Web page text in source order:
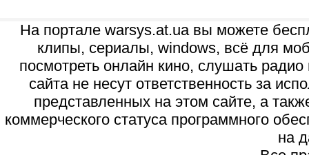
На портале warsys.at.ua вы можете
клипы, сериалы, windows, всё для
посмотреть онлайн кино, слушать
сайта не несут ответственность за
представленных на этом сайте, а
коммерческого статуса программного
на